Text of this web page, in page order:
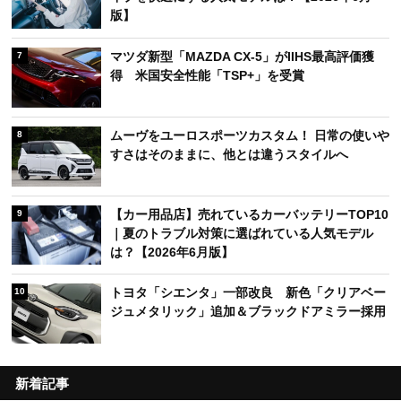
版】
7
マツダ新型「MAZDA CX-5」がIIHS最高評価獲
得 米国安全性能「TSP+」を受賞
8
ムーヴをユーロスポーツカスタム！ 日常の使いや
すさはそのままに、他とは違うスタイルへ
9
【カー用品店】売れているカーバッテリーTOP10
｜夏のトラブル対策に選ばれている人気モデル
は？【2026年6月版】
10
トヨタ「シエンタ」一部改良 新色「クリアベー
ジュメタリック」追加＆ブラックドアミラー採用
新着記事